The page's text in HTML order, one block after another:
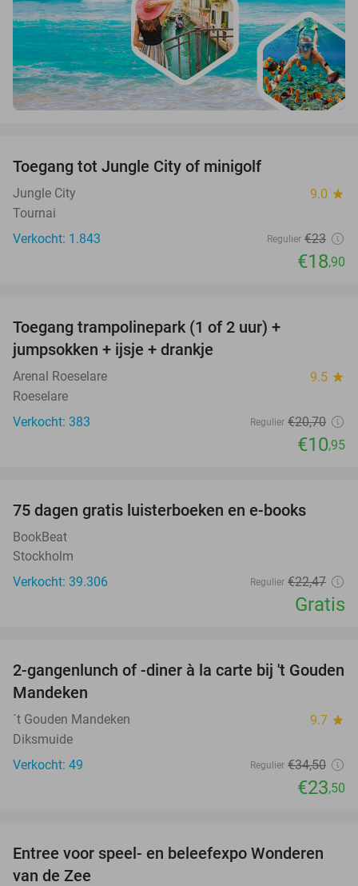
Toegang tot Jungle City of minigolf
Jungle City 9.0 star
Tournai
Verkocht: 1.843
Regulier €23
€18,90
Toegang trampolinepark (1 of 2 uur) +
jumpsokken + ijsje + drankje
Arenal Roeselare 9.5 star
Roeselare
Verkocht: 383
Regulier €20,70
€10,95
75 dagen gratis luisterboeken en e-books
BookBeat
Stockholm
Verkocht: 39.306
Regulier €22,47
Gratis
32%
2-gangenlunch of -diner à la carte bij 't Gouden
Mandeken
´t Gouden Mandeken 9.7 star
Diksmuide
Verkocht: 49
Regulier €34,50
€23,50
21%
Entree voor speel- en beleefexpo Wonderen
van de Zee